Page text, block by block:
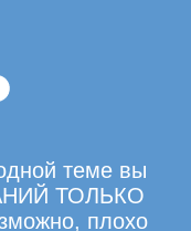
теме вы
ТОЛЬКО
плохо